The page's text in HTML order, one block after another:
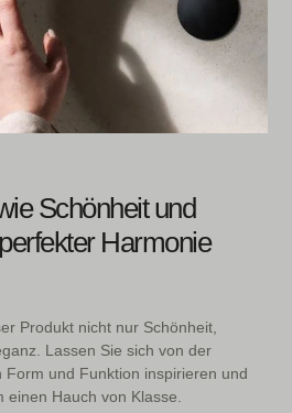
Schönheit und
Harmonie
Produkt nicht nur Schönheit,
Lassen Sie sich von der
Form und Funktion inspirieren und
einen Hauch von Klasse.